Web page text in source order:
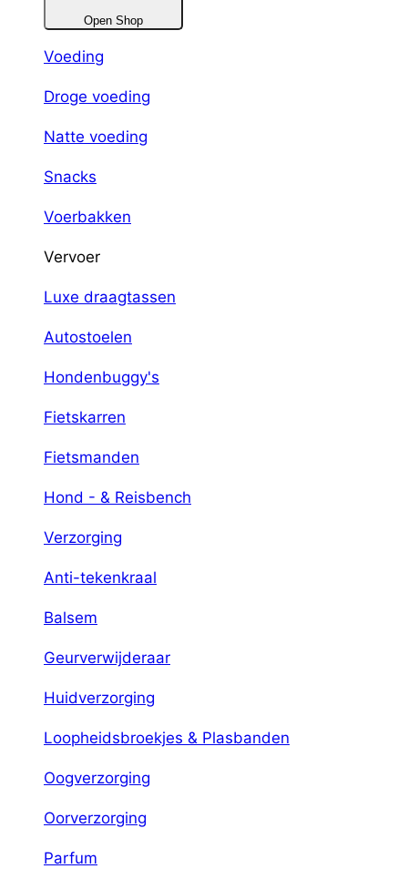
Open Shop
Voeding
Droge voeding
Natte voeding
Snacks
Voerbakken
Vervoer
Luxe draagtassen
Autostoelen
Hondenbuggy's
Fietskarren
Fietsmanden
Hond - & Reisbench
Verzorging
Anti-tekenkraal
Balsem
Geurverwijderaar
Huidverzorging
Loopheidsbroekjes & Plasbanden
Oogverzorging
Oorverzorging
Parfum